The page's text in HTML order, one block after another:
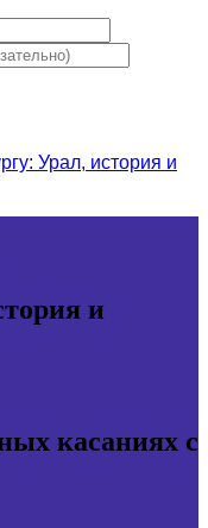
Урал, история и
и
касаниях с